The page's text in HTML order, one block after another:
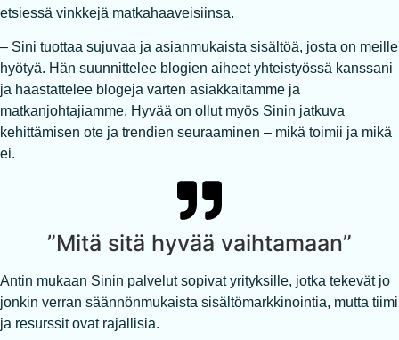
etsiessä vinkkejä matkahaaveisiinsa.
– Sini tuottaa sujuvaa ja asianmukaista sisältöä, josta on meille
hyötyä. Hän suunnittelee blogien aiheet yhteistyössä kanssani
ja haastattelee blogeja varten asiakkaitamme ja
matkanjohtajiamme. Hyvää on ollut myös Sinin jatkuva
kehittämisen ote ja trendien seuraaminen – mikä toimii ja mikä
ei.
”Mitä sitä hyvää vaihtamaan”
Antin mukaan Sinin palvelut sopivat yrityksille, jotka tekevät jo
jonkin verran säännönmukaista sisältömarkkinointia, mutta tiimi
ja resurssit ovat rajallisia.